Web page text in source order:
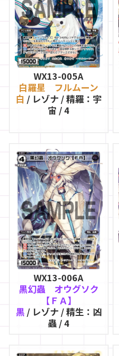
WX13-005A
白羅星 フルムーン
白 / レゾナ / 精羅：宇
宙 / 4
WX13-006A
黒幻蟲 オウグソク
【ＦＡ】
黒/ レゾナ / 精生：凶
蟲 / 4